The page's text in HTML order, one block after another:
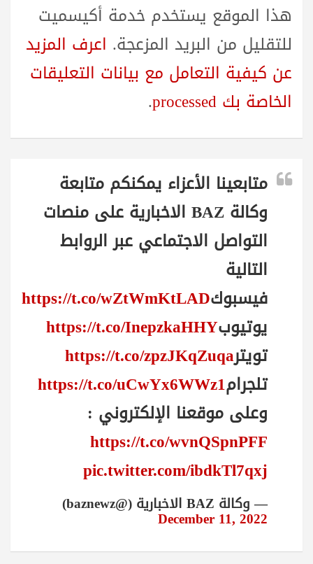
هذا الموقع يستخدم خدمة أكيسميت
للتقليل من البريد المزعجة. اعرف المزيد
عن كيفية التعامل مع بيانات التعليقات
الخاصة بك processed
.
متابعينا الأعزاء يمكنكم متابعة
وكالة BAZ الاخبارية على منصات
التواصل الاجتماعي عبر الروابط
التالية
فيسبوكhttps://t.co/wZtWmKtLAD
يوتيوبhttps://t.co/InepzkaHHY
تويترhttps://t.co/zpzJKqZuqa
تلجرامhttps://t.co/uCwYx6WWz1
وعلى موقعنا الإلكتروني :
https://t.co/wvnQSpnPFF
pic.twitter.com/ibdkTl7qxj
— وكالة BAZ الاخبارية (@baznewz)
December 11, 2022